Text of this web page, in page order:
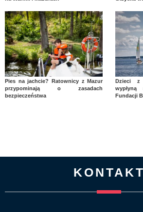
Pies na jachcie? Ratownicy z Mazur
przypominają o zasadach
bezpieczeństwa
Dzieci z
Fundacji
KONTAKT